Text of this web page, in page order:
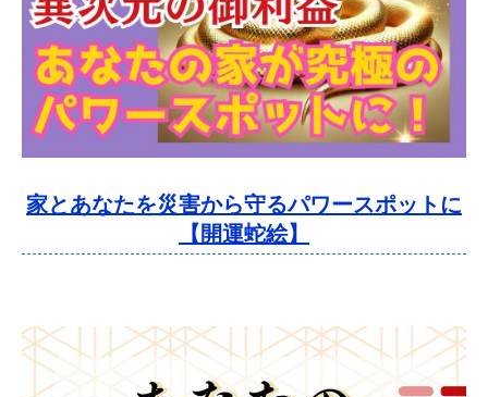
家とあなたを災害から守るパワースポットに
【開運蛇絵】